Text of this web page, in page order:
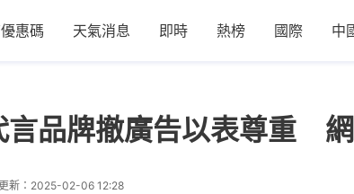
惠碼 天氣消息 即時 熱榜 國際 中
言品牌撤廣告以表尊重
新： 2025-02-06 12:28